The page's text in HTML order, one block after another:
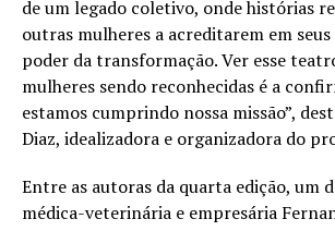
de um legado coletivo, onde histórias
outras mulheres a acreditarem em
poder da transformação. Ver esse
mulheres sendo reconhecidas é a
estamos cumprindo nossa missão”,
Diaz, idealizadora e organizadora do
Entre as autoras da quarta edição, um
médica-veterinária e empresária